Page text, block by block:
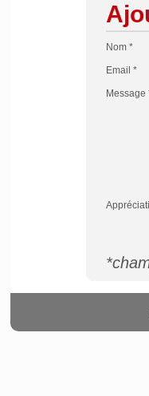
Nom *
Email *
Message